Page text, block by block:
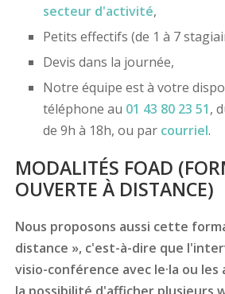
secteur d'activité,
Petits effectifs (de 1 à 7
Devis dans la journée,
Notre équipe est à votre
téléphone au 01 43 80 23 51,
de 9h à 18h, ou par courriel.
MODALITÉS FOAD
OUVERTE À DISTANCE)
Nous proposons aussi cette
distance », c'est-à-dire que
visio-conférence avec le·la ou les